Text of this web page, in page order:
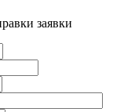
заявки